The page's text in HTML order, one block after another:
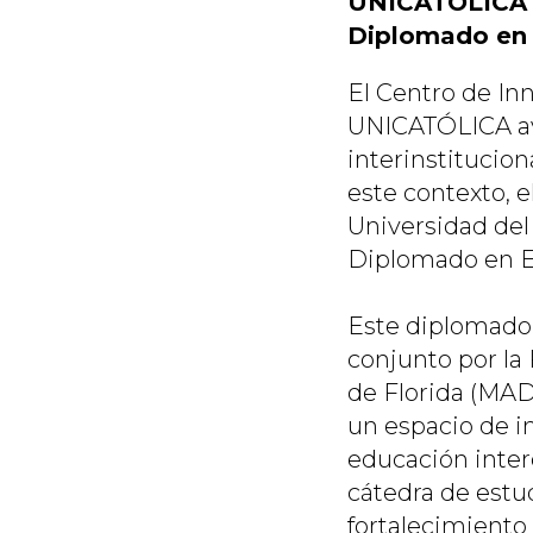
Diplomado
El Centro de
UNICATÓLICA
este contexto,
Universidad
Diplomado en
Este
conjunto por la
de Florida
un espacio de
educación
cátedra de
fortalecimiento